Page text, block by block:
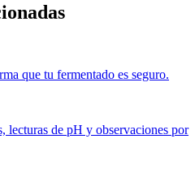
que tu fermentado es seguro.
lecturas de pH y observaciones por